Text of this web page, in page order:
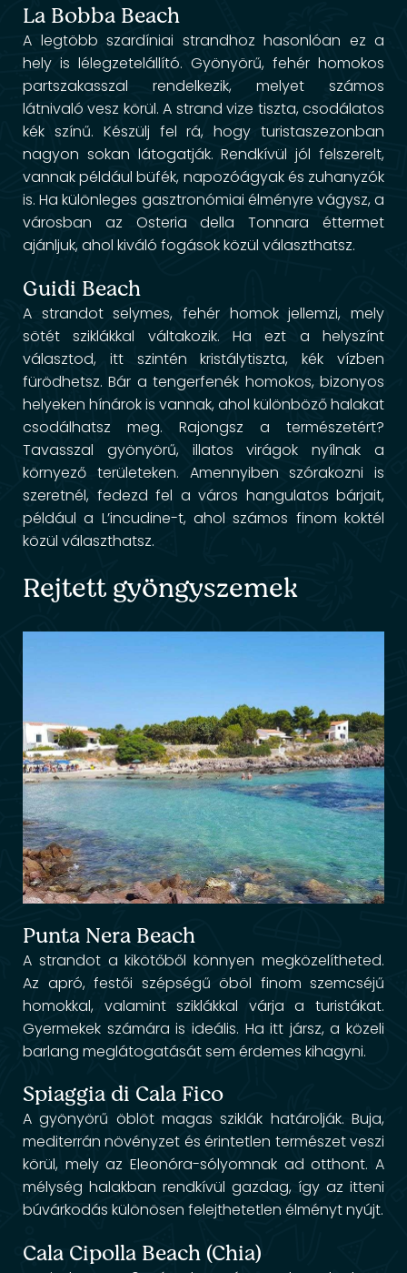
La Bobba Beach
A legtöbb szardíniai strandhoz hasonlóan ez a
hely is lélegzetelállító. Gyönyörű, fehér homokos
partszakasszal rendelkezik, melyet számos
látnivaló vesz körül. A strand vize tiszta, csodálatos
kék színű. Készülj fel rá, hogy turistaszezonban
nagyon sokan látogatják. Rendkívül jól felszerelt,
vannak például büfék, napozóágyak és zuhanyzók
is. Ha különleges gasztronómiai élményre vágysz, a
városban az Osteria della Tonnara éttermet
ajánljuk, ahol kiváló fogások közül választhatsz.
Guidi Beach
A strandot selymes, fehér homok jellemzi, mely
sötét sziklákkal váltakozik. Ha ezt a helyszínt
választod, itt szintén kristálytiszta, kék vízben
fürödhetsz. Bár a tengerfenék homokos, bizonyos
helyeken hínárok is vannak, ahol különböző halakat
csodálhatsz meg. Rajongsz a természetért?
Tavasszal gyönyörű, illatos virágok nyílnak a
környező területeken. Amennyiben szórakozni is
szeretnél, fedezd fel a város hangulatos bárjait,
például a L’incudine-t, ahol számos finom koktél
közül választhatsz.
Rejtett gyöngyszemek
Punta Nera Beach
A strandot a kikötőből könnyen megközelítheted.
Az apró, festői szépségű öböl finom szemcséjű
homokkal, valamint sziklákkal várja a turistákat.
Gyermekek számára is ideális. Ha itt jársz, a közeli
barlang meglátogatását sem érdemes kihagyni.
Spiaggia di Cala Fico
A gyönyörű öblöt magas sziklák határolják. Buja,
mediterrán növényzet és érintetlen természet veszi
körül, mely az Eleonóra-sólyomnak ad otthont. A
mélység halakban rendkívül gazdag, így az itteni
búvárkodás különösen felejthetetlen élményt nyújt.
Cala Cipolla Beach (Chia)